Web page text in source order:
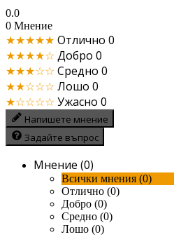
0.0
0 Мнение
★★★★★ Отлично 0
★★★★☆ Добро 0
★★★☆☆ Средно 0
★★☆☆☆ Лошо 0
★☆☆☆☆ Ужасно 0
Напишете мнение
Задайте въпрос
Мнение (0)
Всички мнения (0)
Отлично (0)
Добро (0)
Средно (0)
Лошо (0)